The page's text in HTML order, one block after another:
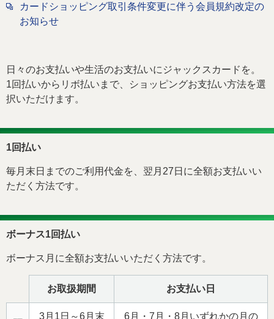
ローンを探す
お客様サポート
法人・加盟店のお客様
カードショッピング取引条件変更に伴う会員規約改定の
お知らせ
日々のお支払いや生活のお支払いにジャックスカードを。
1回払いからリボ払いまで、ショッピングお支払い方法を選
択いただけます。
1回払い
毎月末日までのご利用代金を、翌月27日に全額お支払いい
ただく方法です。
ボーナス1回払い
ボーナス月に全額お支払いいただく方法です。
お取扱期間 お支払い日
3月1日～6月末
6月・7月・8月いずれかの月の